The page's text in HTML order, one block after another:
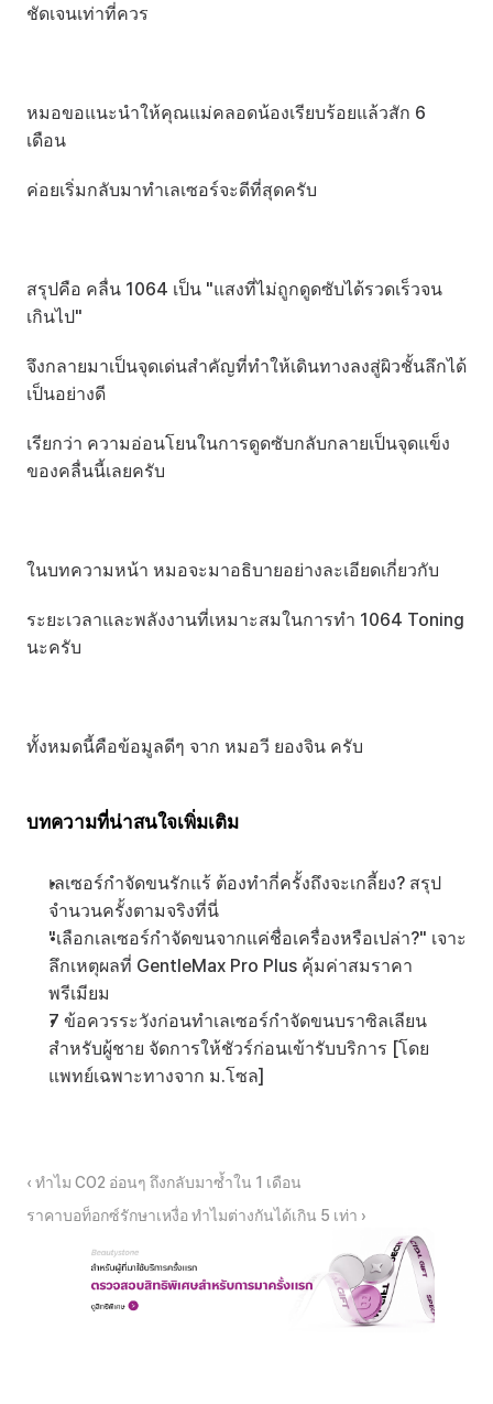
ชัดเจนเท่าที่ควร
หมอขอแนะนำให้คุณแม่คลอดน้องเรียบร้อยแล้วสัก 6
เดือน
ค่อยเริ่มกลับมาทำเลเซอร์จะดีที่สุดครับ
สรุปคือ คลื่น 1064 เป็น "แสงที่ไม่ถูกดูดซับได้รวดเร็วจน
เกินไป"
จึงกลายมาเป็นจุดเด่นสำคัญที่ทำให้เดินทางลงสู่ผิวชั้นลึกได้
เป็นอย่างดี
เรียกว่า ความอ่อนโยนในการดูดซับกลับกลายเป็นจุดแข็ง
ของคลื่นนี้เลยครับ
ในบทความหน้า หมอจะมาอธิบายอย่างละเอียดเกี่ยวกับ
ระยะเวลาและพลังงานที่เหมาะสมในการทำ 1064 Toning
นะครับ
ทั้งหมดนี้คือข้อมูลดีๆ จาก หมอวี ยองจิน ครับ
บทความที่น่าสนใจเพิ่มเติม
เลเซอร์กำจัดขนรักแร้ ต้องทำกี่ครั้งถึงจะเกลี้ยง? สรุป
จำนวนครั้งตามจริงที่นี่
"เลือกเลเซอร์กำจัดขนจากแค่ชื่อเครื่องหรือเปล่า?" เจาะ
ลึกเหตุผลที่ GentleMax Pro Plus คุ้มค่าสมราคา
พรีเมียม
7 ข้อควรระวังก่อนทำเลเซอร์กำจัดขนบราซิลเลียน
สำหรับผู้ชาย จัดการให้ชัวร์ก่อนเข้ารับบริการ [โดย
แพทย์เฉพาะทางจาก ม.โซล]
‹ ทำไม CO2 อ่อนๆ ถึงกลับมาซ้ำใน 1 เดือน
ราคาบอท็อกซ์รักษาเหงื่อ ทำไมต่างกันได้เกิน 5 เท่า ›